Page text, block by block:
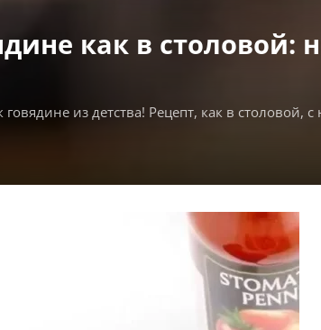
как в столовой:
из детства! Рецепт, как в столовой,